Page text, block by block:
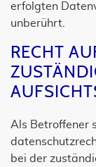
erfolgten
unberührt.
RECHT
Als Betroffener
bei der